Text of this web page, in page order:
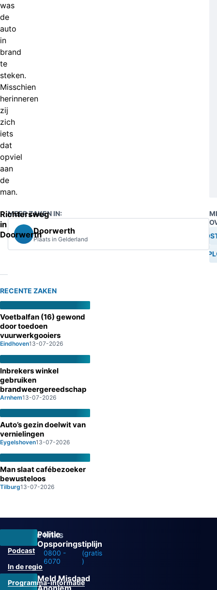
was
de
auto
in
brand
te
steken.
Misschien
herinneren
zij
zich
iets
dat
opviel
aan
de
man.
Richtersweg
in
Doorwerth
MEER ZAKEN IN:
Doorwerth
Plaats in Gelderland
RECENTE ZAKEN
Voetbalfan (16) gewond
door toedoen
vuurwerkgooiers
Eindhoven13-07-2026
Inbrekers winkel
gebruiken
brandweergereedschap
Arnhem13-07-2026
Auto’s gezin doelwit van
vernielingen
Eygelshoven13-07-2026
Man slaat cafébezoeker
bewusteloos
Tilburg13-07-2026
Politie
Opsporingstiplijn
0800 -
6070
(gratis
)
Meld Misdaad
Anoniem
Overige links
Podcast
In de regio
Programma-informatie